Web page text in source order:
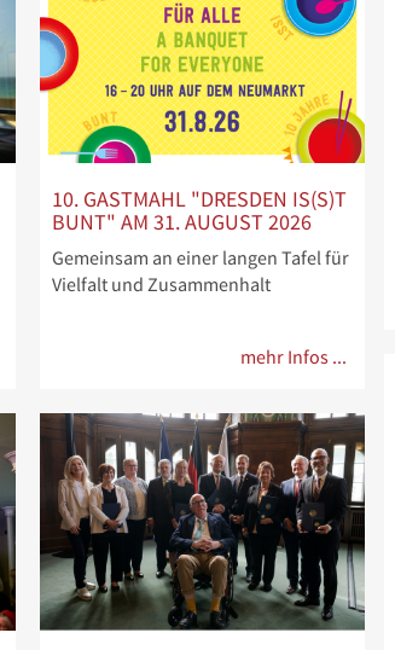
10. GASTMAHL "DRESDEN IS(S)T
BUNT" AM 31. AUGUST 2026
Gemeinsam an einer langen Tafel für
Vielfalt und Zusammenhalt
mehr Infos ...